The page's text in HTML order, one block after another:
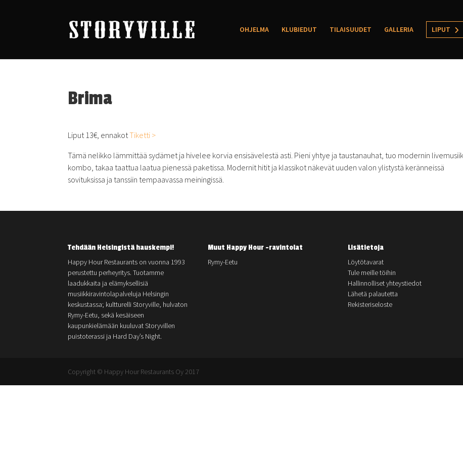
OHJELMA KLUBIEDUT TILAISUUDET GALLERIA LIPUT
Brima
Liput 13€, ennakotTiketti >
Tämä nelikko lämmittää sydämet ja hivelee korvia ensisävelestä asti. Pieni yhtye ja taustanauhat, tuo modernin
kombo, takaa taattua laatua pienessä paketissa. Modernit hitit ja klassikot näkevät uuden valon ylistystä keränneissä
sovituksissa ja tanssiin tempaavassa meiningissä.
Tehdään Helsingistä hauskempi!
Happy Hour Restaurants on vuonna 1993
perustettu perheyritys. Tuotamme
laadukkaita ja elämyksellisiä
musiikkiravintolapalveluja Helsingin
keskustassa; kultturelli Storyville, hulvaton
Rymy-Eetu, sekä kesäiseen
kaupunkielämään kuuluvat Storyvillen
puistoterassi ja Hard Day’s Night.
Muut Happy Hour -ravintolat
Rymy-Eetu
Lisätietoja
Löytötavarat
Tule meille töihin
Hallinnolliset yhteystiedot
Lähetä palautetta
Rekisteriseloste
Copyright © Happy Hour Restaurants Oy 2017